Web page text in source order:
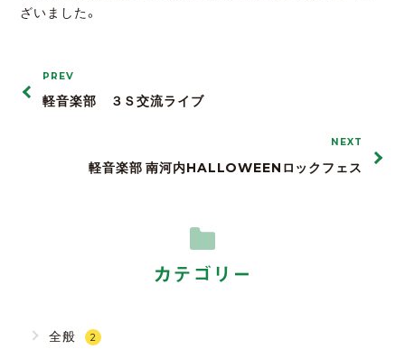
ざいました。
PREV
軽音楽部 ３Ｓ交流ライブ
NEXT
軽音楽部 南河内HALLOWEENロックフェス
カテゴリー
全般 2